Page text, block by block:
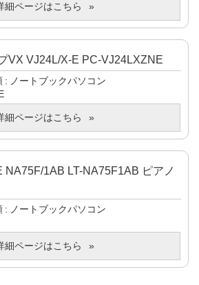
細ページはこちら
VX VJ24L/X-E PC-VJ24LXZNE
ノートブックパソコン
細ページはこちら
NA75F/1AB LT-NA75F1AB ピアノ
ノートブックパソコン
細ページはこちら